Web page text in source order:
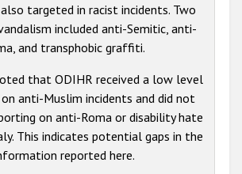
targeted in racist incidents. Two
included anti-Semitic, anti-
and transphobic graffiti.
that ODIHR received a low level
anti-Muslim incidents and did not
on anti-Roma or disability hate
This indicates potential gaps in the
reported here.